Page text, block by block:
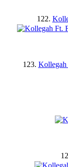
122.
123.